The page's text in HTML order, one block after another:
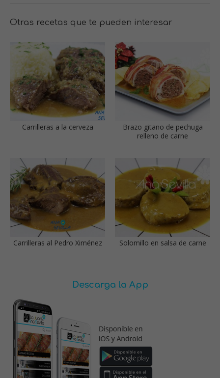
Otras recetas que te pueden interesar
Carrilleras a la cerveza
Brazo gitano de pechuga
relleno de carne
Carrilleras al Pedro Ximénez Solomillo en salsa de carne
Descarga la App